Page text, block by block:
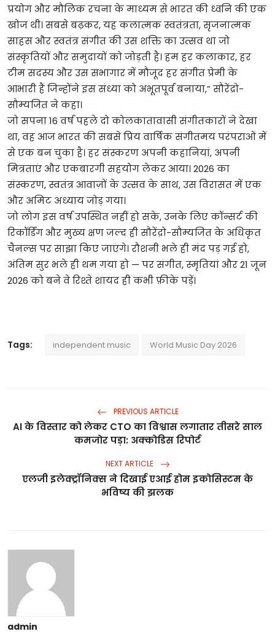
प्रयोग और मौलिक रचना के माध्यम से भारत की ध्वनि की एक
खोज थी। सबसे बढ़कर, यह कलात्मक स्वतंत्रता, सृजनात्मक
साहस और स्वतंत्र संगीत की उस शक्ति का उत्सव था जो
संस्कृतियों और समुदायों को जोड़ती है। हम हर कलाकार, हर
टीम सदस्य और उस सभागार में मौजूद हर संगीत प्रेमी के
आभारी हैं जिन्होंने इस संध्या को अभूतपूर्व बनाया,” सौरेंद्रो-
सौम्यजित ने कहा।
जो सपना 16 वर्ष पहले दो कोलकातावासी संगीतकारों ने देखा
था, वह आज भारत की सबसे प्रिय वार्षिक संगीतमय परंपराओं में
से एक बन चुका है। हर संस्करण अपनी कहानियां, अपनी
मित्रताएं और एकबारगी सहयोग लेकर आया। 2026 का
संस्करण, स्वतंत्र आवाज़ों के उत्सव के साथ, उस विरासत में एक
और अमिट अध्याय जोड़ गया।
जो लोग इस वर्ष उपस्थित नहीं हो सके, उनके लिए कॉन्सर्ट की
रिकॉर्डिंग और मुख्य क्षण जल्द ही सौरेंद्रो-सौम्यजित के अधिकृत
चैनल्स पर साझा किए जाएंगे। रौशनी भले ही मंद पड़ गई हो,
अंतिम सुर भले ही थम गया हो — पर संगीत, स्मृतियां और 21 जून
2026 को बने वे रिश्ते शायद ही कभी फ़ीके पड़ें।
Tags: independent music World Music Day 2026
PREVIOUS ARTICLE
AI के विस्तार को लेकर CTO का विश्वास लगातार तीसरे साल
कमजोर पड़ा: अक्कोडिस रिपोर्ट
NEXT ARTICLE
एलजी इलेक्ट्रॉनिक्स ने दिखाई एआई होम इकोसिस्टम के
भविष्य की झलक
admin